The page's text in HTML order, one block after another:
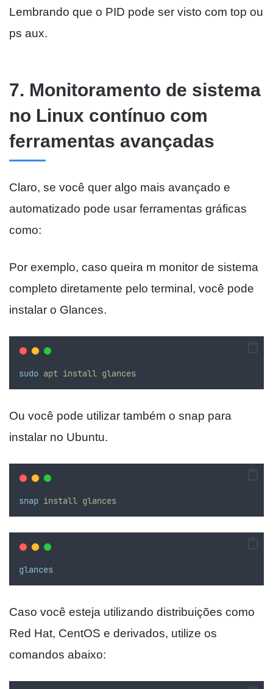
Lembrando que o PID pode ser visto com top ou
ps aux.
7. Monitoramento de sistema
no Linux contínuo com
ferramentas avançadas
Claro, se você quer algo mais avançado e
automatizado pode usar ferramentas gráficas
como:
Por exemplo, caso queira m monitor de sistema
completo diretamente pelo terminal, você pode
instalar o Glances.
sudo apt install glances
Ou você pode utilizar também o snap para
instalar no Ubuntu.
snap install glances
glances
Caso você esteja utilizando distribuições como
Red Hat, CentOS e derivados, utilize os
comandos abaixo: